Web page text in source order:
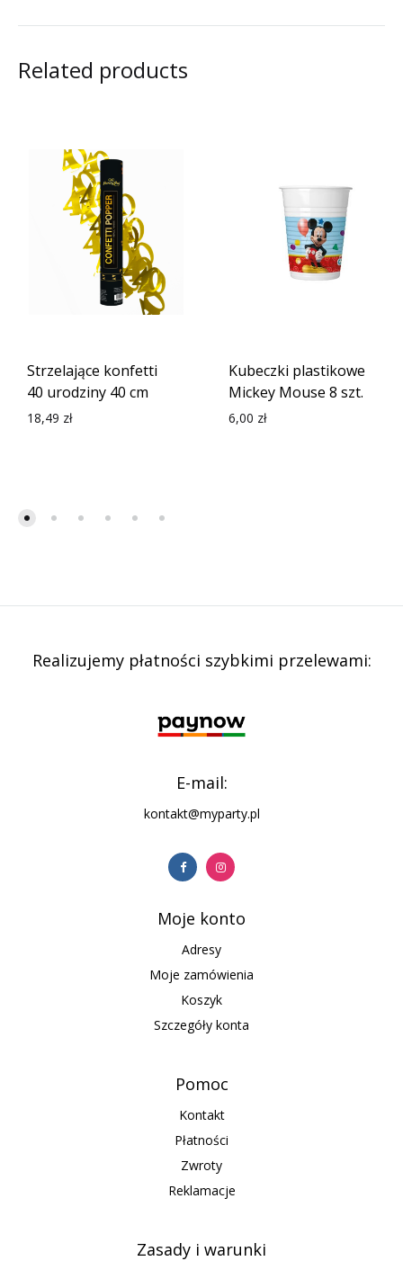
Related products
Strzelające konfetti
40 urodziny 40 cm
18,49 zł
Kubeczki plastikowe
Mickey Mouse 8 szt.
6,00 zł
Realizujemy płatności szybkimi przelewami:
E-mail:
kontakt@myparty.pl
Moje konto
Adresy
Moje zamówienia
Koszyk
Szczegóły konta
Pomoc
Kontakt
Płatności
Zwroty
Reklamacje
Zasady i warunki